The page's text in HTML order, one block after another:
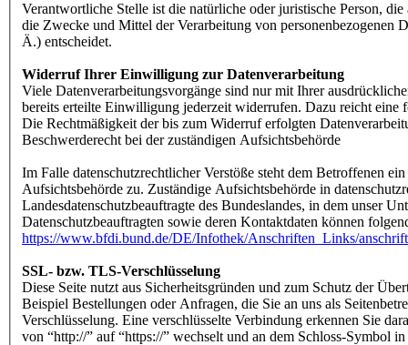
Verantwortliche Stelle ist die natürliche oder juristische Person,
die Zwecke und Mittel der Verarbeitung von personenbezogenen
Ä.) entscheidet.
Widerruf Ihrer Einwilligung zur Datenverarbeitung
Viele Datenverarbeitungsvorgänge sind nur mit Ihrer
bereits erteilte Einwilligung jederzeit widerrufen. Dazu reicht eine
Die Rechtmäßigkeit der bis zum Widerruf erfolgten
Beschwerderecht bei der zuständigen Aufsichtsbehörde
Im Falle datenschutzrechtlicher Verstöße steht dem Betroffenen
Aufsichtsbehörde zu. Zuständige Aufsichtsbehörde in
Landesdatenschutzbeauftragte des Bundeslandes, in dem unser
Datenschutzbeauftragten sowie deren Kontaktdaten können
https://www.bfdi.bund.de/DE/Infothek/Anschriften_Links/
SSL- bzw. TLS-Verschlüsselung
Diese Seite nutzt aus Sicherheitsgründen und zum Schutz der
Beispiel Bestellungen oder Anfragen, die Sie an uns als
Verschlüsselung. Eine verschlüsselte Verbindung erkennen Sie
von “http://” auf “https://” wechselt und an dem Schloss-Symbol